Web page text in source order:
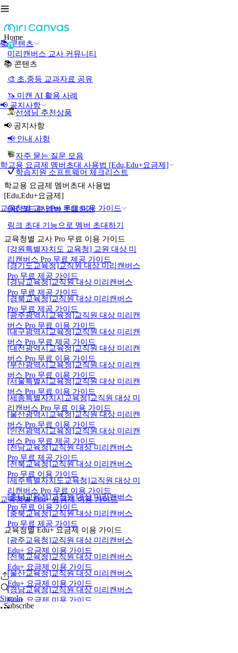
📚 콘텐츠
📢 공지사항
학교용 요금제 멤버초대 사용법 [Edu,Edu+요금제]
교육청별 교사 Pro 무료 이용 가이드
교육청별 Edu+ 요금제 이용 가이드
Sign In
Home
미리캔버스 교사 커뮤니티
📚 콘텐츠
🎨 초.중등 교과자료 공유
🦄 미캔 AI 활용 사례
선생님 추천상품
📢 공지사항
📢 안내 사항
자주 묻는 질문 모음
학습지원 소프트웨어 체크리스트
학교용 요금제 멤버초대 사용법
[Edu,Edu+요금제]
QR 코드로 멤버 초대하기
링크 초대 기능으로 멤버 초대하기
교육청별 교사 Pro 무료 이용 가이드
[강원특별자치도 교육청] 교원 대상 미
리캔버스 Pro 무료 제공 가이드
[경기도교육청]교직원 대상 미리캔버스
Pro 무료 제공 가이드
[경남교육청]교직원 대상 미리캔버스
Pro 무료 제공 가이드
[경북교육청]교직원 대상 미리캔버스
Pro 무료 제공 가이드
[광주광역시교육청]교직원 대상 미리캔
버스 Pro 무료 이용 가이드
[대구광역시교육청]교직원 대상 미리캔
버스 Pro 무료 제공 가이드
[대전광역시교육청]교직원 대상 미리캔
버스 Pro 무료 이용 가이드
[부산광역시교육청]교직원 대상 미리캔
버스 Pro 무료 이용 가이드
[서울특별시교육청]교직원 대상 미리캔
버스 Pro 무료 이용 가이드
[세종특별자치시교육청]교직원 대상 미
리캔버스 Pro 무료 이용 가이드
[울산광역시교육청]교직원 대상 미리캔
버스 Pro 무료 이용 가이드
[인천광역시교육청]교직원 대상 미리캔
버스 Pro 무료 제공 가이드
[전남교육청]교직원 대상 미리캔버스
Pro 무료 제공 가이드
[전북교육청]교직원 대상 미리캔버스
Pro 무료 이용 가이드
[제주특별자치도교육청]교직원 대상 미
리캔버스 Pro 무료 이용 가이드
[충남교육청]교직원 대상 미리캔버스
Pro 무료 이용 가이드
[충북교육청]교직원 대상 미리캔버스
Pro 무료 제공 가이드
교육청별 Edu+ 요금제 이용 가이드
[광주교육청]교직원 대상 미리캔버스
Edu+ 요금제 이용 가이드
[전북교육청]교직원 대상 미리캔버스
Edu+ 요금제 이용 가이드
[울산교육청]교직원 대상 미리캔버스
Edu+ 요금제 이용 가이드
[경남교육청]교직원 대상 미리캔버스
Edu+ 요금제 이용 가이드
Subscribe